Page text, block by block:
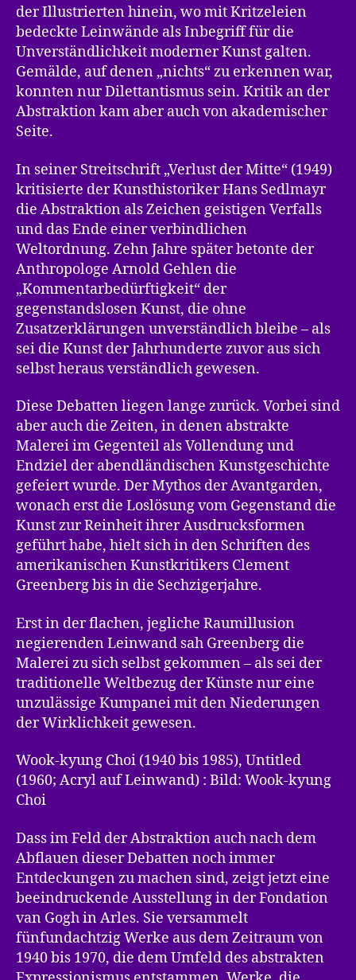
der Illustrierten hinein, wo mit Kritzeleien
bedeckte Leinwände als Inbegriff für die
Unverständlichkeit moderner Kunst galten.
Gemälde, auf denen „nichts“ zu erkennen war,
konnten nur Dilettantismus sein. Kritik an der
Abstraktion kam aber auch von akademischer
Seite.
In seiner Streitschrift „Verlust der Mitte“ (1949)
kritisierte der Kunsthistoriker Hans Sedlmayr
die Abstraktion als Zeichen geistigen Verfalls
und das Ende einer verbindlichen
Weltordnung. Zehn Jahre später betonte der
Anthropologe Arnold Gehlen die
„Kommentarbedürftigkeit“ der
gegenstandslosen Kunst, die ohne
Zusatzerklärungen unverständlich bleibe – als
sei die Kunst der Jahrhunderte zuvor aus sich
selbst heraus verständlich gewesen.
Diese Debatten liegen lange zurück. Vorbei sind
aber auch die Zeiten, in denen abstrakte
Malerei im Gegenteil als Vollendung und
Endziel der abendländischen Kunstgeschichte
gefeiert wurde. Der Mythos der Avantgarden,
wonach erst die Loslösung vom Gegenstand die
Kunst zur Reinheit ihrer Ausdrucksformen
geführt habe, hielt sich in den Schriften des
amerikanischen Kunstkritikers Clement
Greenberg bis in die Sechzigerjahre.
Erst in der flachen, jegliche Raumillusion
negierenden Leinwand sah Greenberg die
Malerei zu sich selbst gekommen – als sei der
traditionelle Weltbezug der Künste nur eine
unzulässige Kumpanei mit den Niederungen
der Wirklichkeit gewesen.
Wook-kyung Choi (1940 bis 1985), Untitled
(1960; Acryl auf Leinwand) : Bild: Wook-kyung
Choi
Dass im Feld der Abstraktion auch nach dem
Abflauen dieser Debatten noch immer
Entdeckungen zu machen sind, zeigt jetzt eine
beeindruckende Ausstellung in der Fondation
van Gogh in Arles. Sie versammelt
fünfundachtzig Werke aus dem Zeitraum von
1940 bis 1970, die dem Umfeld des abstrakten